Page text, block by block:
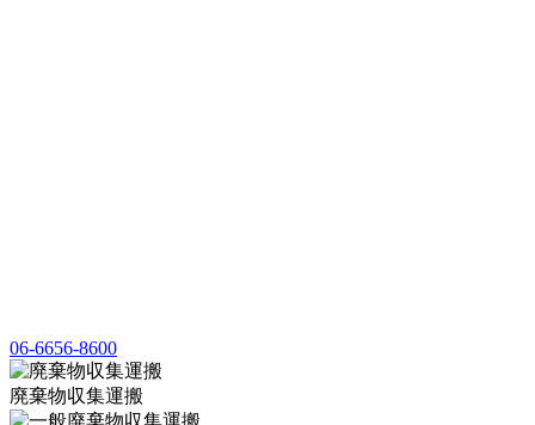
06-6656-8600
廃棄物収集運搬